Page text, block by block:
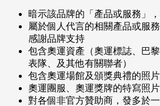
暗示該品牌的「產品或服務」
屬於個人代言的相關產品或服
感謝品牌支持
包含奧運資產（奧運標誌、巴
表隊、及其他有關聯者）
包含奧運場館及頒獎典禮的照
奧運團服、奧運獎牌的特寫照
對各個非官方贊助商，發多於